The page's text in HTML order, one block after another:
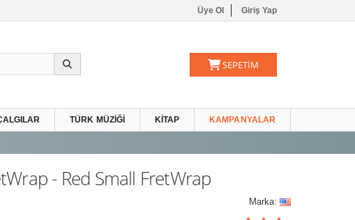
Üye Ol Giriş Yap
SEPETİM
TÜRK MÜZIĞI KITAP KAMPANYALAR
- Red Small FretWrap
Marka: